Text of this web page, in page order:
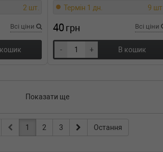
2 шт.
Всі ціни
Термін 1 дн. 9 шт.
40 грн Всі ціни
- + В кошик
Показати ще
1 2 3 Остання